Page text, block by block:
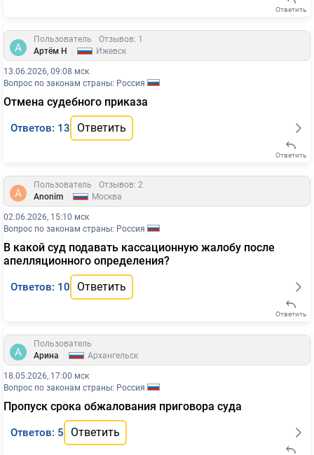
Ответить
Пользователь
Отзывов: 1
Артём Н
Ижевск
13.06.2026, 09:08 мск
Вопрос по законам страны: Россия
Отмена судебного приказа
Ответов: 13 Ответить
Ответить
Пользователь
Отзывов: 2
Anonim
Москва
02.06.2026, 15:10 мск
Вопрос по законам страны: Россия
В какой суд подавать кассационную жалобу после
апелляционного определения?
Ответов: 10 Ответить
Ответить
Пользователь
Арина
Архангельск
18.05.2026, 17:00 мск
Вопрос по законам страны: Россия
Пропуск срока обжалования приговора суда
Ответов: 5 Ответить